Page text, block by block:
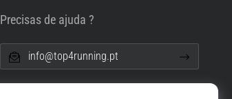
Precisas de ajuda ?
info@top4running.pt